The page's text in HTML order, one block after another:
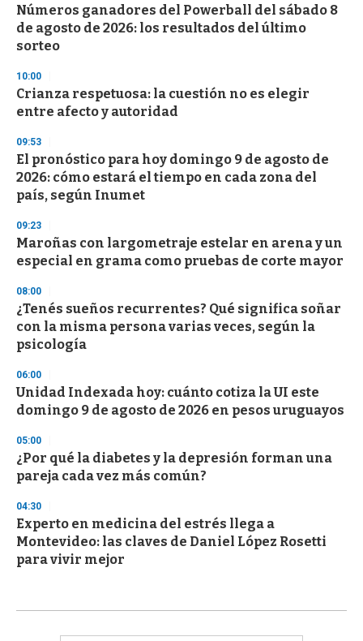
s
o
f
3
s
e
c
o
d
s
Números ganadores del Powerball del sábado 8
de agosto de 2026: los resultados del último
sorteo
10:00
Crianza respetuosa: la cuestión no es elegir
entre afecto y autoridad
09:53
El pronóstico para hoy domingo 9 de agosto de
2026: cómo estará el tiempo en cada zona del
país, según Inumet
09:23
Maroñas con largometraje estelar en arena y un
especial en grama como pruebas de corte mayor
08:00
¿Tenés sueños recurrentes? Qué significa soñar
con la misma persona varias veces, según la
psicología
06:00
Unidad Indexada hoy: cuánto cotiza la UI este
domingo 9 de agosto de 2026 en pesos uruguayos
05:00
¿Por qué la diabetes y la depresión forman una
pareja cada vez más común?
04:30
Experto en medicina del estrés llega a
Montevideo: las claves de Daniel López Rosetti
para vivir mejor